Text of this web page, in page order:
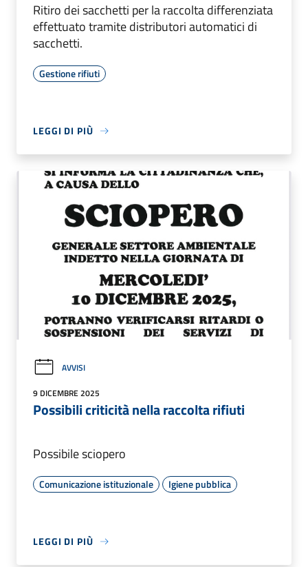
Ritiro dei sacchetti per la raccolta differenziata
effettuato tramite distributori automatici di
sacchetti.
Gestione rifiuti
LEGGI DI PIÙ
AVVISI
9 DICEMBRE 2025
Possibili criticità nella raccolta rifiuti
Possibile sciopero
Comunicazione istituzionale Igiene pubblica
LEGGI DI PIÙ